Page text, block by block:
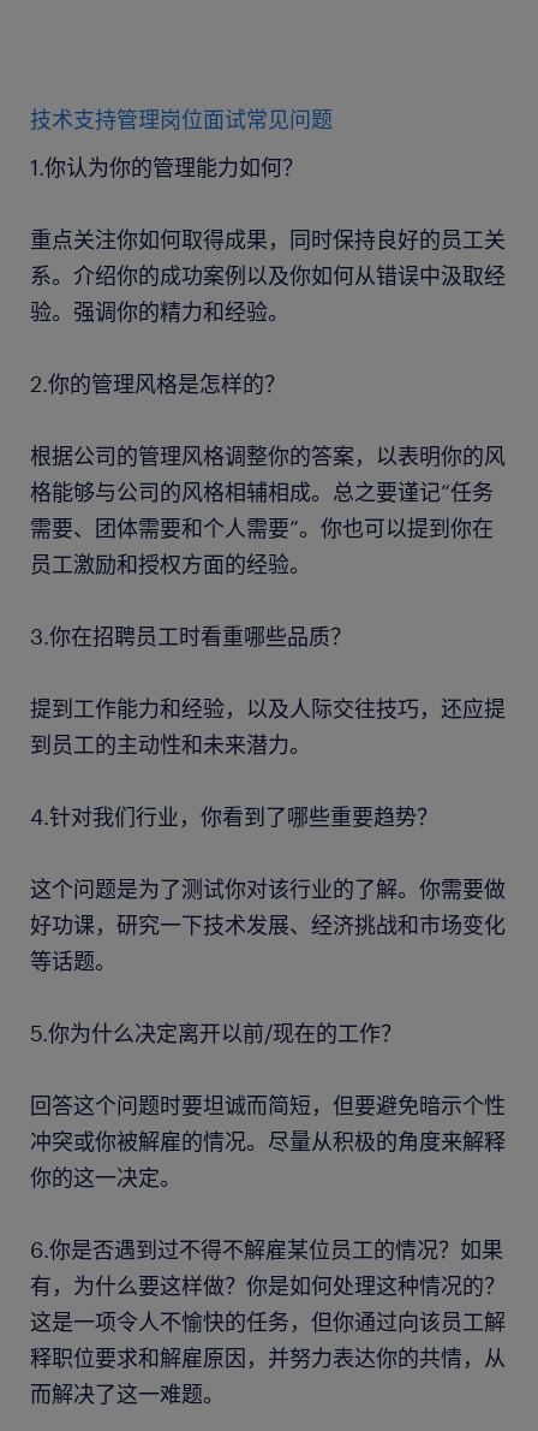
技术支持管理岗位面试常见问题
1.你认为你的管理能力如何？
重点关注你如何取得成果，同时保持良好的员工关
系。介绍你的成功案例以及你如何从错误中汲取经
验。强调你的精力和经验。
2.你的管理风格是怎样的？
根据公司的管理风格调整你的答案，以表明你的风
格能够与公司的风格相辅相成。总之要谨记“任务
需要、团体需要和个人需要”。你也可以提到你在
员工激励和授权方面的经验。
3.你在招聘员工时看重哪些品质？
提到工作能力和经验，以及人际交往技巧，还应提
到员工的主动性和未来潜力。
4.针对我们行业，你看到了哪些重要趋势？
这个问题是为了测试你对该行业的了解。你需要做
好功课，研究一下技术发展、经济挑战和市场变化
等话题。
5.你为什么决定离开以前/现在的工作？
回答这个问题时要坦诚而简短，但要避免暗示个性
冲突或你被解雇的情况。尽量从积极的角度来解释
你的这一决定。
6.你是否遇到过不得不解雇某位员工的情况？如果
有，为什么要这样做？你是如何处理这种情况的？
这是一项令人不愉快的任务，但你通过向该员工解
释职位要求和解雇原因，并努力表达你的共情，从
而解决了这一难题。